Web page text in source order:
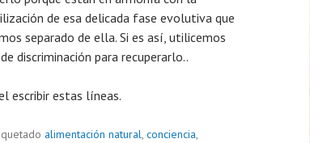
de esa delicada fase evolutiva que
separado de ella. Si es así, utilicemos
discriminación para recuperarlo..
escribir estas líneas.
alimentación natural, conciencia,